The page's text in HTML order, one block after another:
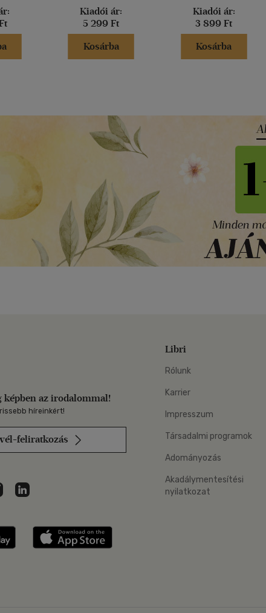
Kiadói ár:
5 299 Ft
Kosárba
Kiadói ár:
3 899 Ft
Kosárba
képben az irodalommal!
híreinkért!
feliratkozás
Youtube-on
Libri az Instagramon
Libri a LinkedInen
Libri applikáció Szerezd meg: Google Play
Libri
Rólunk
Karrier
Impresszum
Társadalmi programok
Adományozás
Akadálymentesítési
nyilatkozat